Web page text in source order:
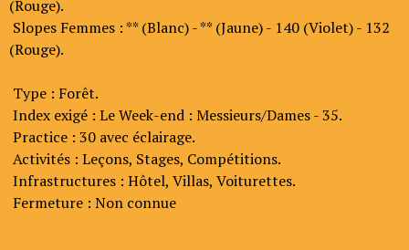
(Rouge).
Slopes Femmes : ** (Blanc) - ** (Jaune) - 140 (Violet) - 132
(Rouge).
Type : Forêt.
Index exigé : Le Week-end : Messieurs/Dames - 35.
Practice : 30 avec éclairage.
Activités : Leçons, Stages, Compétitions.
Infrastructures : Hôtel, Villas, Voiturettes.
Fermeture : Non connue